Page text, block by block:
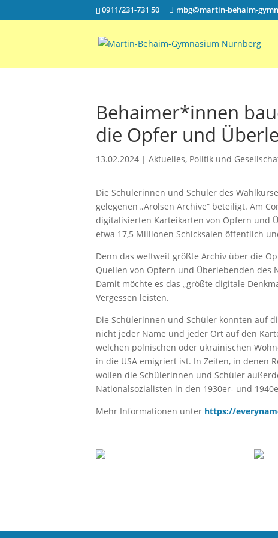
0911/231-731 50 mbg@martin-behaim-
Behaimer*innen
die Opfer und
13.02.2024 | Aktuelles, Politik und
Die Schülerinnen und Schüler des
gelegenen „Arolsen Archive“ beteiligt. Am
digitalisierten Karteikarten von Opfern und
etwa 17,5 Millionen Schicksalen öffentlich
Denn das weltweit größte Archiv über die
Quellen von Opfern und Überlebenden des
Damit möchte es das „größte digitale
Vergessen leisten.
Die Schülerinnen und Schüler konnten auf
nicht jeder Name und jeder Ort auf den
welchen polnischen oder ukrainischen
in die USA emigriert ist. In Zeiten, in denen
wollen die Schülerinnen und Schüler
Nationalsozialisten in den 1930er- und
Mehr Informationen unter https://